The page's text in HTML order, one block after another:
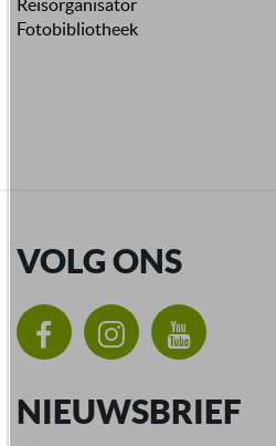
Reisorganisator
Fotobibliotheek
VOLG ONS
NIEUWSBRIEF